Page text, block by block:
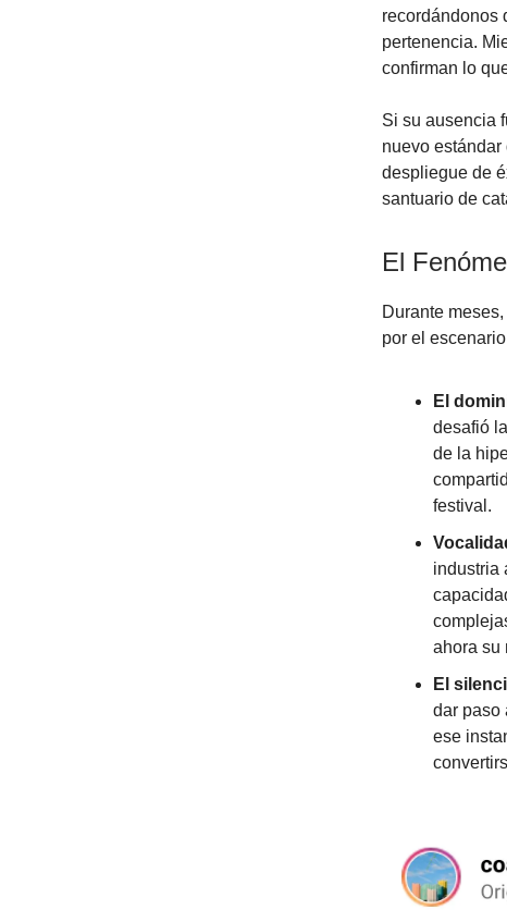
recordándonos
pertenencia.
confirman lo
Si su ausencia
nuevo
despliegue de
santuario de
El
Durante
por el
El
desafió
de la
festival.
industria
ahora su
El
dar paso
ese